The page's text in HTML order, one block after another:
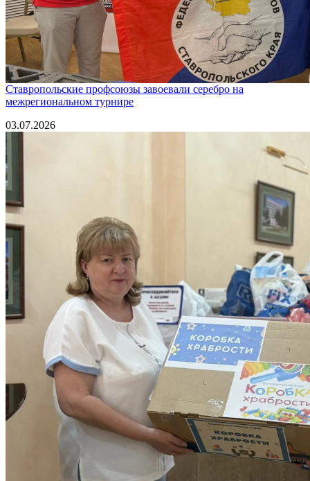
Ставропольские профсоюзы завоевали серебро на
межрегиональном турнире
03.07.2026